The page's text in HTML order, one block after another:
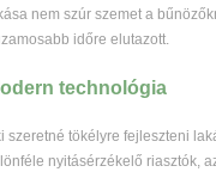
nem szúr szemet a
időre elutazott.
technológia
szeretné tökélyre fejleszteni
nyitásérzékelő riasztók,